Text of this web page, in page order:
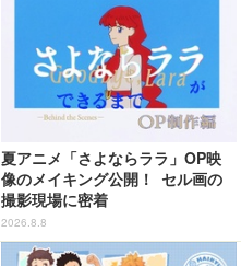
夏アニメ「さよならララ」OP映
像のメイキング公開！ セル画の
撮影現場に密着
2026.8.8